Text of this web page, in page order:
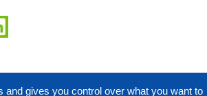
and gives you control over what you want to